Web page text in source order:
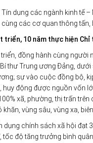
dụng các ngành kinh tế
các cơ quan thông tấn,
triển, 10 năm thực hiện
đồng hành cùng
thư Trung ương Đảng,
sự vào cuộc đồng bộ,
huy động được nguồn vốn
xã, phường, thị trấn
vùng sâu, vùng xa,
chính sách xã hội đạt
tốc độ tăng trưởng bình